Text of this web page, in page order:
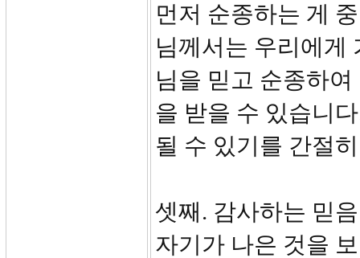
먼저 순종하는 게
님께서는 우리에게
님을 믿고 순종하
을 받을 수 있습니
될 수 있기를 간절
셋째. 감사하는 믿
자기가 나은 것을